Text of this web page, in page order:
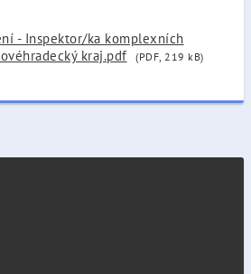
- Inspektor/ka komplexních
kraj.pdf
(PDF, 219 kB)